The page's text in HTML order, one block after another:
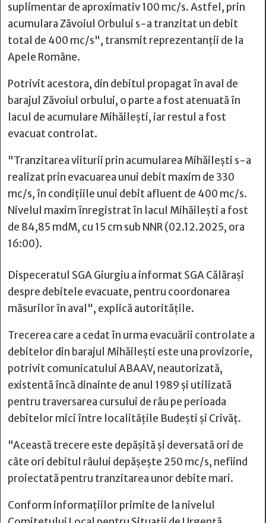
suplimentar de aproximativ 100 mc/s. Astfel, prin
acumulara Zăvoiul Orbului s-a tranzitat un debit
total de 400 mc/s", transmit reprezentanţii de la
Apele Române.
Potrivit acestora, din debitul propagat în aval de
barajul Zăvoiul orbului, o parte a fost atenuată în
lacul de acumulare Mihăilești, iar restul a fost
evacuat controlat.
"Tranzitarea viiturii prin acumularea Mihăilești s-a
realizat prin evacuarea unui debit maxim de 330
mc/s, în condițiile unui debit afluent de 400 mc/s.
Nivelul maxim înregistrat în lacul Mihăilești a fost
de 84,85 mdM, cu 15 cm sub NNR (02.12.2025, ora
16:00).
Dispeceratul SGA Giurgiu a informat SGA Călărași
despre debitele evacuate, pentru coordonarea
măsurilor în aval", explică autoritățile.
Trecerea care a cedat în urma evacuării controlate a
debitelor din barajul Mihăilești este una provizorie,
potrivit comunicatului ABAAV, neautorizată,
existentă încă dinainte de anul 1989 și utilizată
pentru traversarea cursului de râu pe perioada
debitelor mici între localitățile Budești și Crivăț.
"Această trecere este depășită și deversată ori de
câte ori debitul râului depășește 250 mc/s, nefiind
proiectată pentru tranzitarea unor debite mari.
Conform informațiilor primite de la nivelul